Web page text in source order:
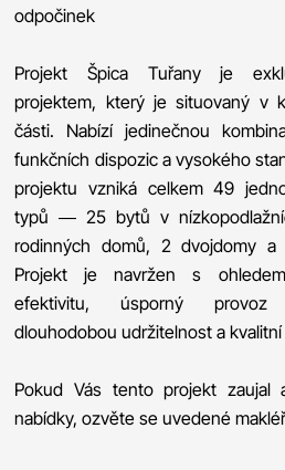
odpočinek
Projekt Špica Tuřany je
projektem, který je situovaný v
části. Nabízí jedinečnou
funkčních dispozic a vysokého
projektu vzniká celkem 49
typů — 25 bytů v
rodinných domů, 2 dvojdomy
Projekt je navržen s
efektivitu, úsporný provoz
dlouhodobou udržitelnost a
Pokud Vás tento projekt
nabídky, ozvěte se uvedené